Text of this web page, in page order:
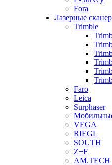
Fora
Лазерные
Trimble
Faro
Leica
Surphaser
VEGA
RIEGL
SOUTH
Z+F
AM.TECH